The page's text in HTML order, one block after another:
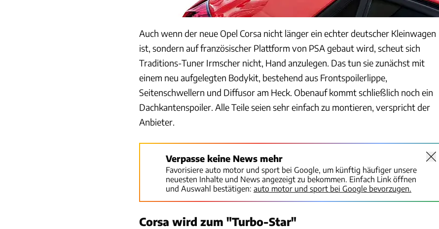
Auch wenn der neue Opel Corsa nicht länger ein echter deutscher Kleinwagen
ist, sondern auf französischer Plattform von PSA gebaut wird, scheut sich
Traditions-Tuner Irmscher nicht, Hand anzulegen. Das tun sie zunächst mit
einem neu aufgelegten Bodykit, bestehend aus Frontspoilerlippe,
Seitenschwellern und Diffusor am Heck. Obenauf kommt schließlich noch ein
Dachkantenspoiler. Alle Teile seien sehr einfach zu montieren, verspricht der
Anbieter.
Verpasse keine News mehr
Favorisiere auto motor und sport bei Google, um künftig häufiger unsere
neuesten Inhalte und News angezeigt zu bekommen. Einfach Link öffnen
und Auswahl bestätigen: auto motor und sport bei Google bevorzugen.
Corsa wird zum "Turbo-Star"